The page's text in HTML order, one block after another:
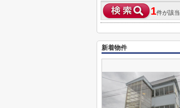
1件が該当
新着物件